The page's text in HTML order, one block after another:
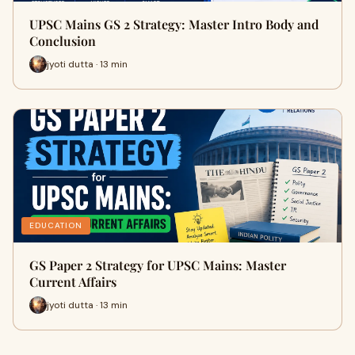
UPSC Mains GS 2 Strategy: Master Intro Body and
Conclusion
jyoti dutta · 13 min
EDUCATION
GS Paper 2 Strategy for UPSC Mains: Master
Current Affairs
jyoti dutta · 13 min